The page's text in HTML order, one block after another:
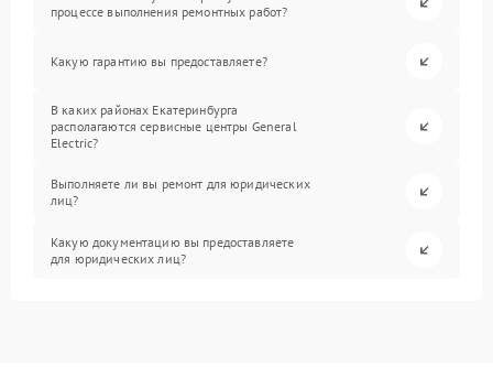
процессе выполнения ремонтных работ?
Какую гарантию вы предоставляете?
В каких районах Екатеринбурга
располагаются сервисные центры General
Electric?
Выполняете ли вы ремонт для юридических
лиц?
Какую документацию вы предоставляете
для юридических лиц?